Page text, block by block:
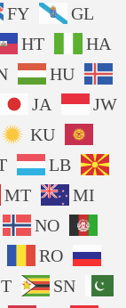
FY
GL
HT
HA
HU
JA
JW
KU
LB
MT
MI
NO
RO
SN